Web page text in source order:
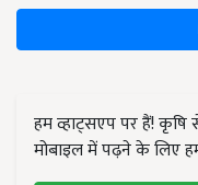
हम व्हाट्सएप पर हैं!
मोबाइल में पढ़ने के लिए